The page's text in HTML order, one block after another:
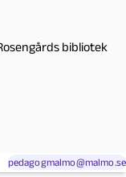
bibliotek
pedagogmalmo@malmo.se